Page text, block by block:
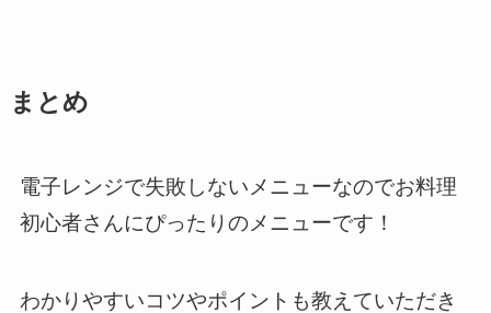
まとめ
電子レンジで失敗しないメニューなのでお料理
初心者さんにぴったりのメニューです！
わかりやすいコツやポイントも教えていただき